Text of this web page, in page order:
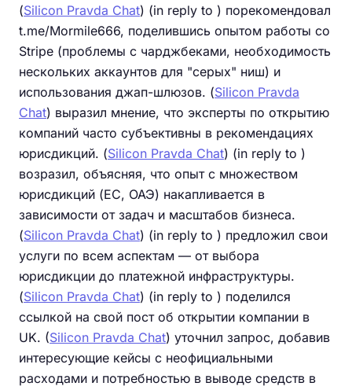
(Silicon Pravda Chat) (in reply to ) порекомендовал
t.me/Mormile666, поделившись опытом работы со
Stripe (проблемы с чарджбеками, необходимость
нескольких аккаунтов для "серых" ниш) и
использования джап-шлюзов. (Silicon Pravda
Chat) выразил мнение, что эксперты по открытию
компаний часто субъективны в рекомендациях
юрисдикций. (Silicon Pravda Chat) (in reply to )
возразил, объясняя, что опыт с множеством
юрисдикций (ЕС, ОАЭ) накапливается в
зависимости от задач и масштабов бизнеса.
(Silicon Pravda Chat) (in reply to ) предложил свои
услуги по всем аспектам — от выбора
юрисдикции до платежной инфраструктуры.
(Silicon Pravda Chat) (in reply to ) поделился
ссылкой на свой пост об открытии компании в
UK. (Silicon Pravda Chat) уточнил запрос, добавив
интересующие кейсы с неофициальными
расходами и потребностью в выводе средств в